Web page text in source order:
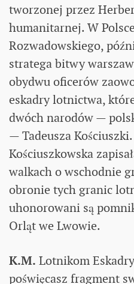
tworzonej przez
humanitarnej. W
Rozwadowskiego,
stratega bitwy
obydwu oficerów
eskadry lotnictwa,
dwóch narodów —
— Tadeusza
Kościuszkowska
walkach o wschodnie
obronie tych granic
uhonorowani są
Orląt we Lwowie.
K.M. Lotnikom
poświęcasz fragment